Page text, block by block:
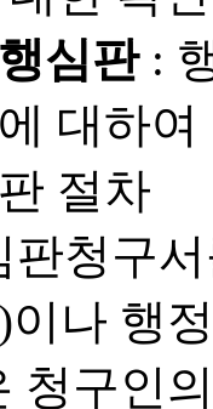
심판:
대하
절차